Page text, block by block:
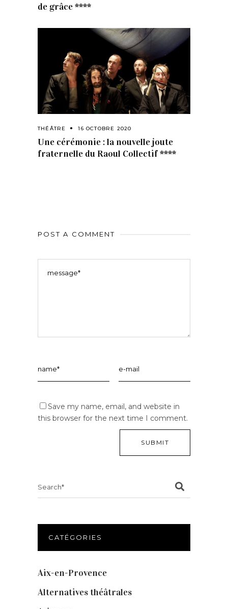
de grâce ****
THÉÂTRE 16 OCTOBRE 2020
Une cérémonie : la nouvelle joute
fraternelle du Raoul Collectif ****
POST A COMMENT
Save my name, email, and website in
this browser for the next time I comment.
CATÉGORIES
Aix-en-Provence
Alternatives théâtrales